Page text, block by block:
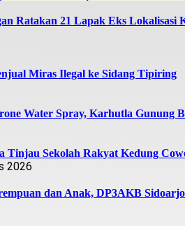
Ratakan 21 Lapak Eks Lokalisasi
Miras Ilegal ke Sidang Tipiring
Water Spray, Karhutla Gunung
Tinjau Sekolah Rakyat Kedung
2026
dan Anak, DP3AKB